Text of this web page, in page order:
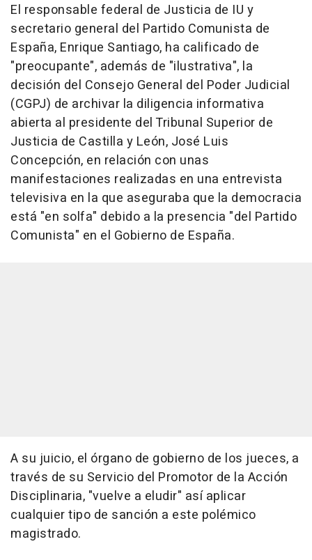
El responsable federal de Justicia de IU y
secretario general del Partido Comunista de
España, Enrique Santiago, ha calificado de
"preocupante", además de "ilustrativa", la
decisión del Consejo General del Poder Judicial
(CGPJ) de archivar la diligencia informativa
abierta al presidente del Tribunal Superior de
Justicia de Castilla y León, José Luis
Concepción, en relación con unas
manifestaciones realizadas en una entrevista
televisiva en la que aseguraba que la democracia
está "en solfa" debido a la presencia "del Partido
Comunista" en el Gobierno de España.
A su juicio, el órgano de gobierno de los jueces, a
través de su Servicio del Promotor de la Acción
Disciplinaria, "vuelve a eludir" así aplicar
cualquier tipo de sanción a este polémico
magistrado.